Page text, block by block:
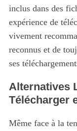
inclus dans des
expérience de
vivement
reconnus et de
ses
Alternatives
Télécharger
Même face à la